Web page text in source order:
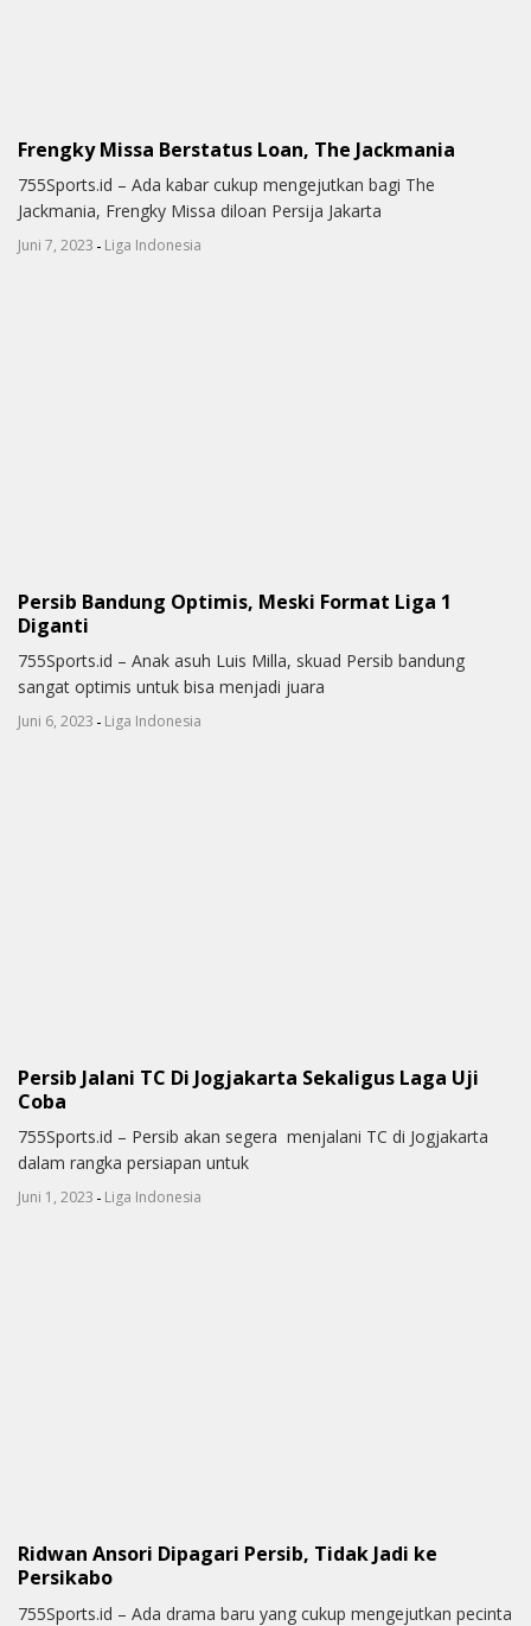
Frengky Missa Berstatus Loan, The Jackmania
755Sports.id – Ada kabar cukup mengejutkan bagi The
Jackmania, Frengky Missa diloan Persija Jakarta
Juni 7, 2023 - Liga Indonesia
Persib Bandung Optimis, Meski Format Liga 1
Diganti
755Sports.id – Anak asuh Luis Milla, skuad Persib bandung
sangat optimis untuk bisa menjadi juara
Juni 6, 2023 - Liga Indonesia
Persib Jalani TC Di Jogjakarta Sekaligus Laga Uji
Coba
755Sports.id – Persib akan segera menjalani TC di Jogjakarta
dalam rangka persiapan untuk
Juni 1, 2023 - Liga Indonesia
Ridwan Ansori Dipagari Persib, Tidak Jadi ke
Persikabo
755Sports.id – Ada drama baru yang cukup mengejutkan pecinta